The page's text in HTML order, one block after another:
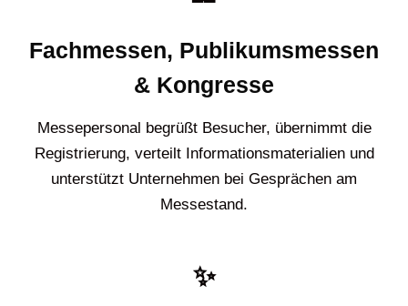
Fachmessen, Publikumsmessen
& Kongresse
Messepersonal begrüßt Besucher, übernimmt die
Registrierung, verteilt Informationsmaterialien und
unterstützt Unternehmen bei Gesprächen am
Messestand.
✨